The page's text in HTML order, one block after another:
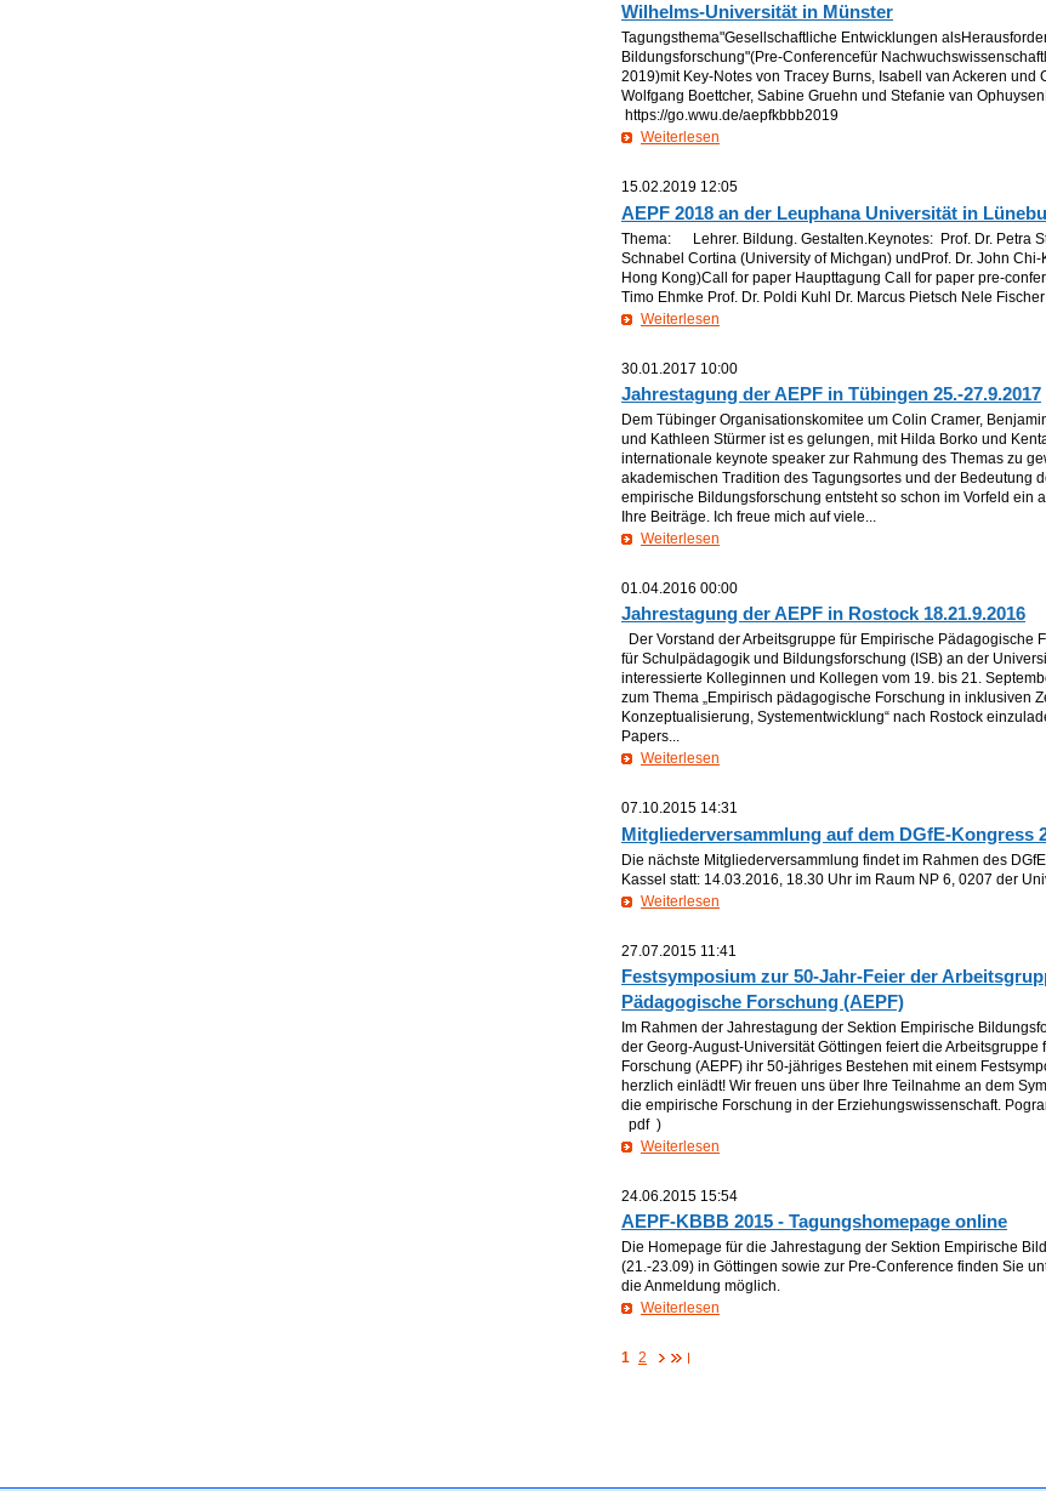
Wilhelms-Universität in Münster
Tagungsthema"Gesellschaftliche Entwicklungen
Bildungsforschung"(Pre-Conferencefür
2019)mit Key-Notes von Tracey Burns, Isabell van Ackeren und
Wolfgang Boettcher, Sabine Gruehn und Stefanie van
https://go.wwu.de/aepfkbbb2019
Weiterlesen
15.02.2019 12:05
AEPF 2018 an der Leuphana Universität in
Thema: Lehrer. Bildung. Gestalten.Keynotes: Prof. Dr. Petra
Schnabel Cortina (University of Michgan) undProf. Dr. John
Hong Kong)Call for paper Haupttagung Call for paper pre-
Timo Ehmke Prof. Dr. Poldi Kuhl Dr. Marcus Pietsch Nele Fischer
Weiterlesen
30.01.2017 10:00
Jahrestagung der AEPF in Tübingen 25.-27.9.2017
Dem Tübinger Organisationskomitee um Colin Cramer,
und Kathleen Stürmer ist es gelungen, mit Hilda Borko und
internationale keynote speaker zur Rahmung des Themas zu
akademischen Tradition des Tagungsortes und der Bedeutung
empirische Bildungsforschung entsteht so schon im Vorfeld ein
Ihre Beiträge. Ich freue mich auf viele...
Weiterlesen
01.04.2016 00:00
Jahrestagung der AEPF in Rostock 18.21.9.2016
Der Vorstand der Arbeitsgruppe für Empirische Pädagogische
für Schulpädagogik und Bildungsforschung (ISB) an der
interessierte Kolleginnen und Kollegen vom 19. bis 21.
zum Thema „Empirisch pädagogische Forschung in inklusiven
Konzeptualisierung, Systementwicklung“ nach Rostock
Papers...
Weiterlesen
07.10.2015 14:31
Mitgliederversammlung auf dem DGfE-Kongress
Die nächste Mitgliederversammlung findet im Rahmen des
Kassel statt: 14.03.2016, 18.30 Uhr im Raum NP 6, 0207 der
Weiterlesen
27.07.2015 11:41
Festsymposium zur 50-Jahr-Feier der
Pädagogische Forschung (AEPF)
Im Rahmen der Jahrestagung der Sektion Empirische
der Georg-August-Universität Göttingen feiert die Arbeitsgruppe
Forschung (AEPF) ihr 50-jähriges Bestehen mit einem
herzlich einlädt! Wir freuen uns über Ihre Teilnahme an dem
die empirische Forschung in der Erziehungswissenschaft.
pdf )
Weiterlesen
24.06.2015 15:54
AEPF-KBBB 2015 - Tagungshomepage online
Die Homepage für die Jahrestagung der Sektion Empirische
(21.-23.09) in Göttingen sowie zur Pre-Conference finden Sie
die Anmeldung möglich.
Weiterlesen
1 2